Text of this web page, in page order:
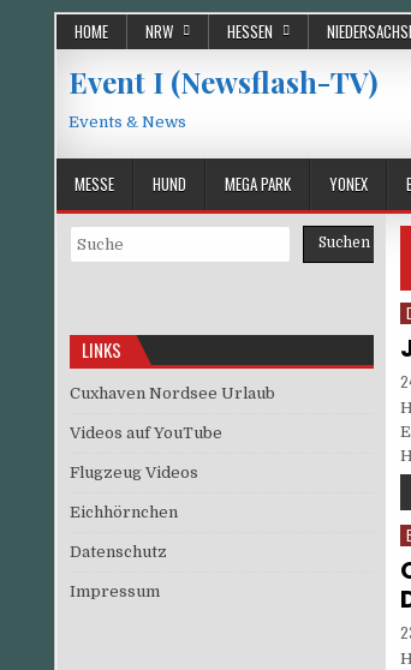
HOME NRW HESSEN
Event I (Newsflash-TV)
Events & News
MESSE HUND MEGA PARK YONEX
Suchen Suchen
LINKS
Cuxhaven Nordsee Urlaub
Videos auf YouTube
Flugzeug Videos
Eichhörnchen
Datenschutz
Impressum